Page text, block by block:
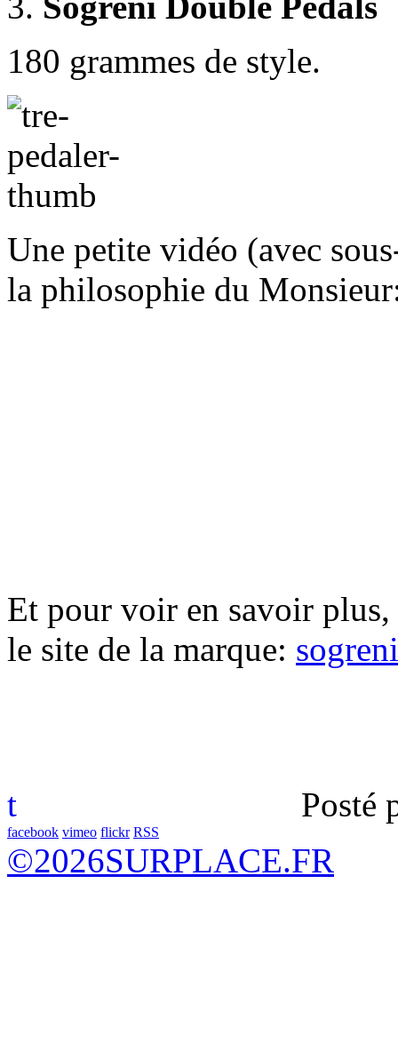
180 grammes de style.
Une petite vidéo (avec
la philosophie du
Et pour voir en savoir
le site de la marque:
t Posté
facebook vimeo flickr RSS
©2026SURPLACE.FR